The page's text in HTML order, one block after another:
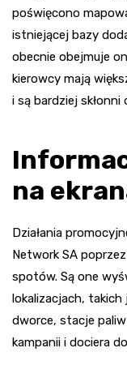
poświęcono
istniejącej bazy
obecnie obejmuje
kierowcy mają
i są bardziej
na
Działania
Network SA
spotów. Są one
lokalizacjach, takich
dworce, stacje
kampanii i dociera